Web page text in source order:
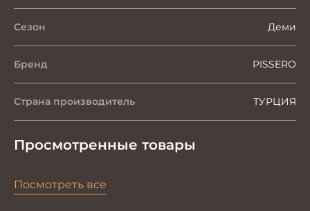
Сезон Деми
Бренд PISSERO
Страна производитель ТУРЦИЯ
Просмотренные товары
Посмотреть все